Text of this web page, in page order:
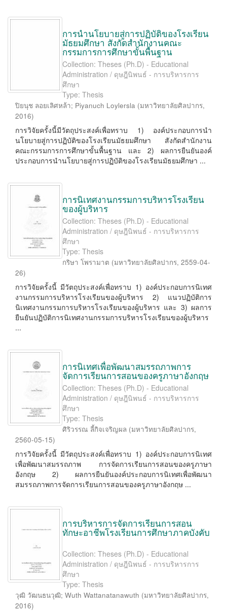
การนำนโยบายสู่การปฏิบัติของโรงเรียน
มัธยมศึกษา สังกัดสำนักงานคณะ
กรรมการการศึกษาขั้นพื้นฐาน
Collection: Theses (Ph.D) - Educational
Administration / ดุษฎีนิพนธ์ - การบริหารการ
ศึกษา
Type: Thesis
ปิยนุช ลอยเลิศหล้า; Piyanuch Loylersla (มหาวิทยาลัยศิลปากร,
2016)
การวิจัยครั้งนี้มีวัตถุประสงค์เพื่อทราบ 1) องค์ประกอบการนำ
นโยบายสู่การปฏิบัติของโรงเรียนมัธยมศึกษา สังกัดสำนักงาน
คณะกรรมการการศึกษาขั้นพื้นฐาน และ 2) ผลการยืนยันองค์
ประกอบการนำนโยบายสู่การปฏิบัติของโรงเรียนมัธยมศึกษา ...
การนิเทศงานกรรมการบริหารโรงเรียน
ของผู้บริหาร
Collection: Theses (Ph.D) - Educational
Administration / ดุษฎีนิพนธ์ - การบริหารการ
ศึกษา
Type: Thesis
กริษา โพรามาต (มหาวิทยาลัยศิลปากร, 2559-04-
26)
การวิจัยครั้งนี้ มีวัตถุประสงค์เพื่อทราบ 1) องค์ประกอบการนิเทศ
งานกรรมการบริหารโรงเรียนของผู้บริหาร 2) แนวปฏิบัติการ
นิเทศงานกรรมการบริหารโรงเรียนของผู้บริหาร และ 3) ผลการ
ยืนยันปฏิบัติการนิเทศงานกรรมการบริหารโรงเรียนของผู้บริหาร
...
การนิเทศเพื่อพัฒนาสมรรถภาพการ
จัดการเรียนการสอนของครูภาษาอังกฤษ
Collection: Theses (Ph.D) - Educational
Administration / ดุษฎีนิพนธ์ - การบริหารการ
ศึกษา
Type: Thesis
ศิริวรรณ ลี้กิจเจริญผล (มหาวิทยาลัยศิลปากร,
2560-05-15)
การวิจัยครั้งนี้ มีวัตถุประสงค์เพื่อทราบ 1) องค์ประกอบการนิเทศ
เพื่อพัฒนาสมรรถภาพ การจัดการเรียนการสอนของครูภาษา
อังกฤษ 2) ผลการยืนยันองค์ประกอบการนิเทศเพื่อพัฒนา
สมรรถภาพการจัดการเรียนการสอนของครูภาษาอังกฤษ ...
การบริหารการจัดการเรียนการสอน
ทักษะอาชีพโรงเรียนการศึกษาภาคบังคับ
Collection: Theses (Ph.D) - Educational
Administration / ดุษฎีนิพนธ์ - การบริหารการ
ศึกษา
Type: Thesis
วุฒิ วัฒนธนวุฒิ; Wuth Wattanatanawuth (มหาวิทยาลัยศิลปากร,
2016)